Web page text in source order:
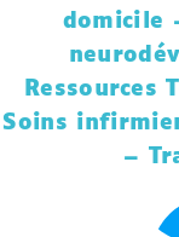
domicile
Soins
–